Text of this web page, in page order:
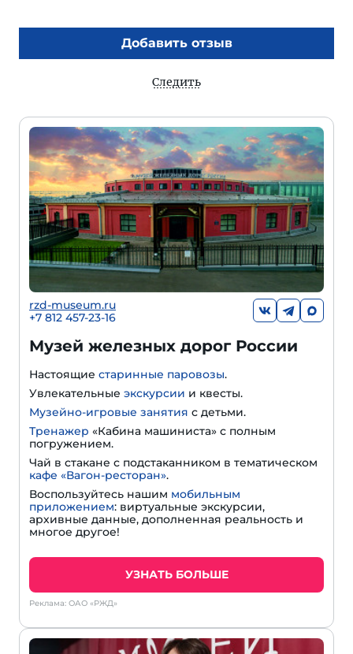
Добавить отзыв
Следить
rzd-museum.ru
+7 812 457-23-16
Музей железных дорог России
Настоящие старинные паровозы.
Увлекательные экскурсии и квесты.
Музейно-игровые занятия с детьми.
Тренажер «Кабина машиниста» с полным
погружением.
Чай в стакане с подстаканником в тематическом
кафе «Вагон-ресторан».
Воспользуйтесь нашим мобильным
приложением: виртуальные экскурсии,
архивные данные, дополненная реальность и
многое другое!
УЗНАТЬ БОЛЬШЕ
Реклама: ОАО «РЖД»